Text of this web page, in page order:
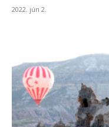
2022. jún 2.